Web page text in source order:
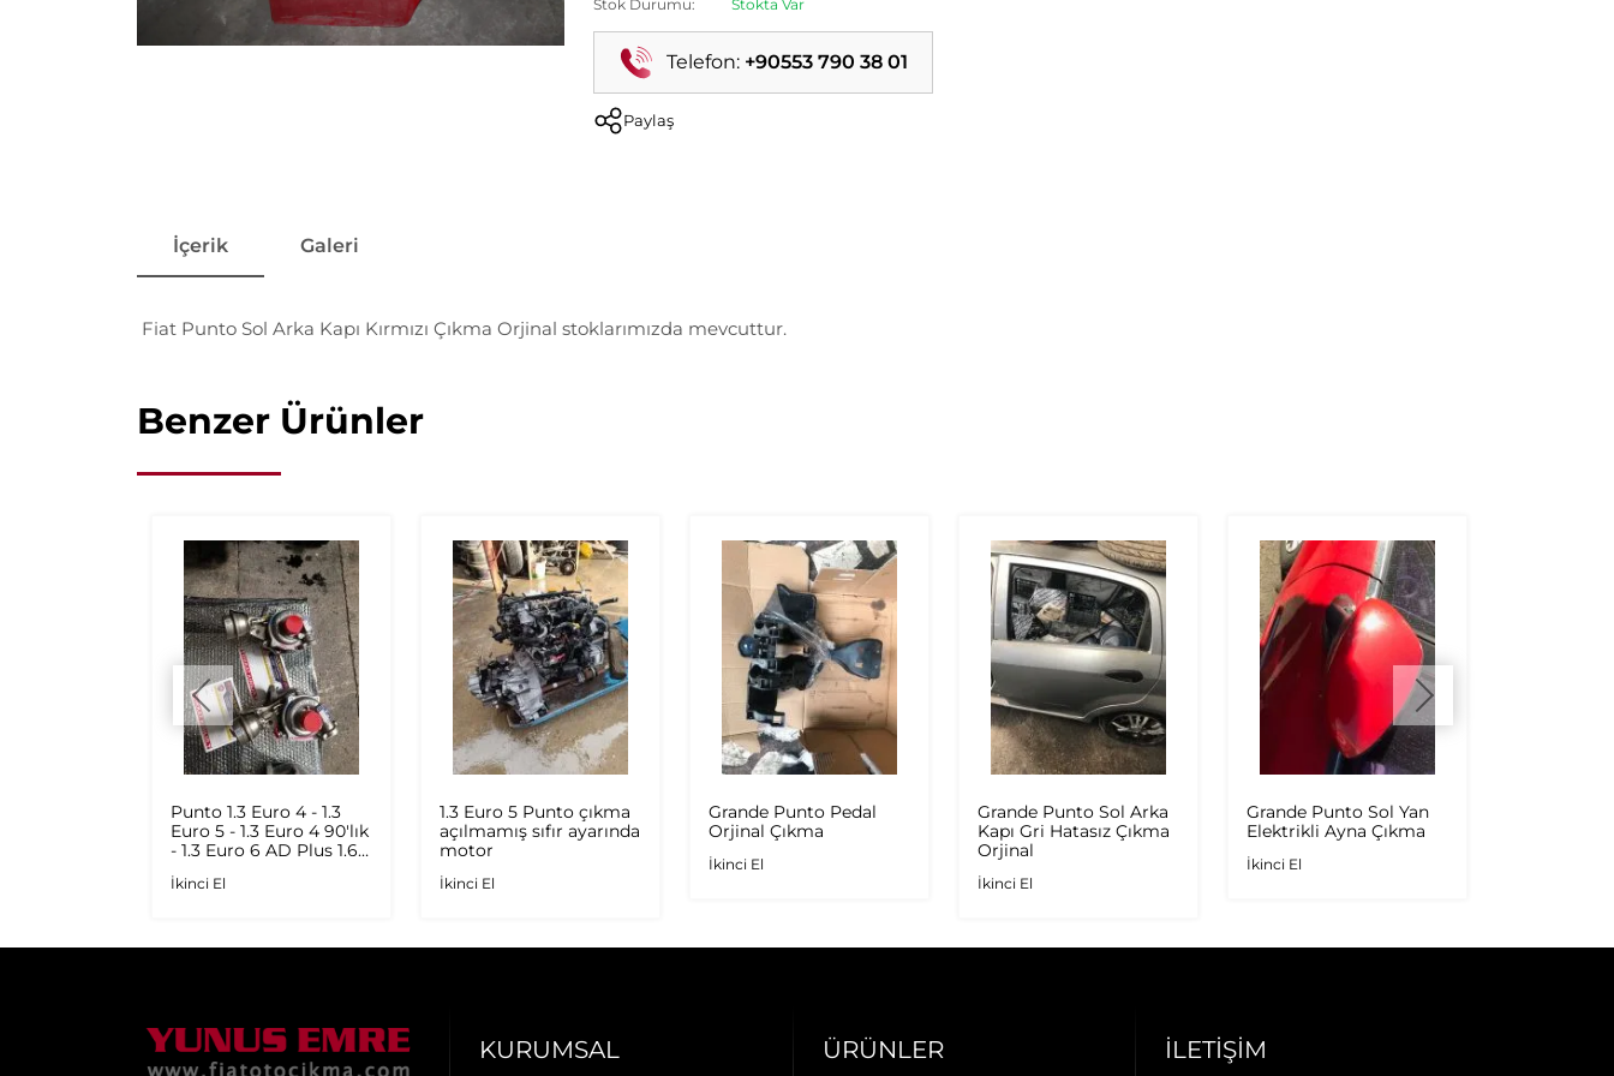
Stok Durumu: Stokta Var
Telefon: +90553 790 38 01
Paylaş
İçerik Galeri
Fiat Punto Sol Arka Kapı Kırmızı Çıkma Orjinal stoklarımızda mevcuttur.
Benzer Ürünler
Punto 1.3 Euro 4 - 1.3
Euro 5 - 1.3 Euro 4 90'lık
- 1.3 Euro 6 AD Plus 1.6
Orijinal Turbo
İkinci El
1.3 Euro 5 Punto çıkma
açılmamış sıfır ayarında
motor
İkinci El
Grande Punto Pedal
Orjinal Çıkma
İkinci El
Grande Punto Sol Arka
Kapı Gri Hatasız Çıkma
Orjinal
İkinci El
Grande Punto Sol Yan
Elektrikli Ayna Çıkma
İkinci El
KURUMSAL ÜRÜNLER İLETIŞIM